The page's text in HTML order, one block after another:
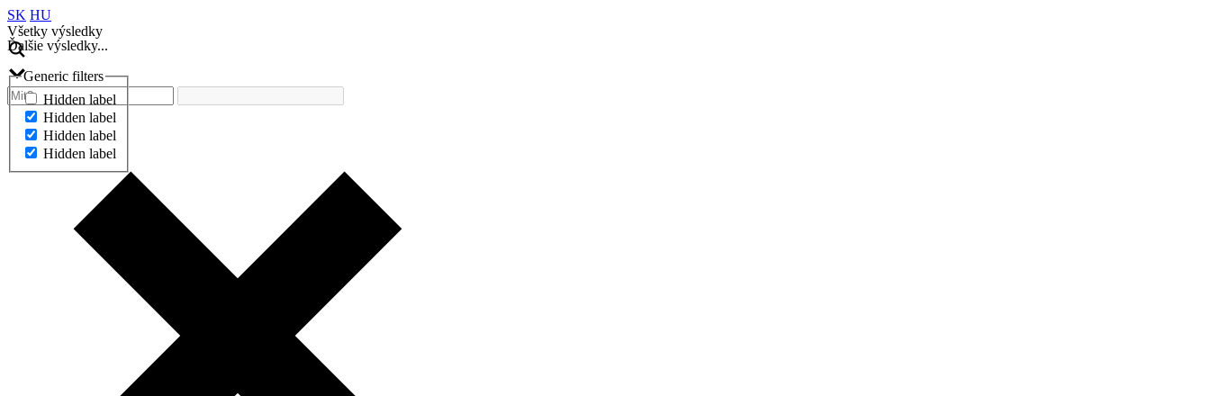
SK HU
Všetky výsledky
Ďalšie výsledky...
Generic filters
Hidden label
Hidden label
Hidden label
Hidden label
Ďalšie výsledky...